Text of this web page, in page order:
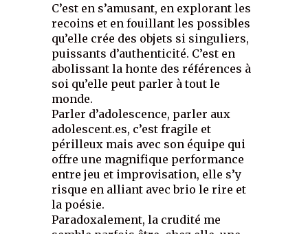
C’est en s’amusant, en explorant les
recoins et en fouillant les possibles
qu’elle crée des objets si singuliers,
puissants d’authenticité. C’est en
abolissant la honte des références à
soi qu’elle peut parler à tout le
monde.
Parler d’adolescence, parler aux
adolescent.es, c’est fragile et
périlleux mais avec son équipe qui
offre une magnifique performance
entre jeu et improvisation, elle s’y
risque en alliant avec brio le rire et
la poésie.
Paradoxalement, la crudité me